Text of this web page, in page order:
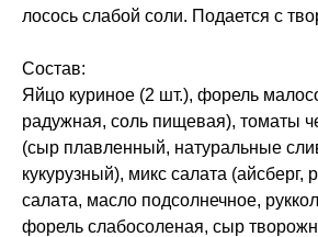
лосось слабой соли. Подается с
Состав:
Яйцо куриное (2 шт.), форель
радужная, соль пищевая), томаты
(сыр плавленный, натуральные
кукурузный), микс салата (айсберг,
салата, масло подсолнечное,
форель слабосоленая, сыр